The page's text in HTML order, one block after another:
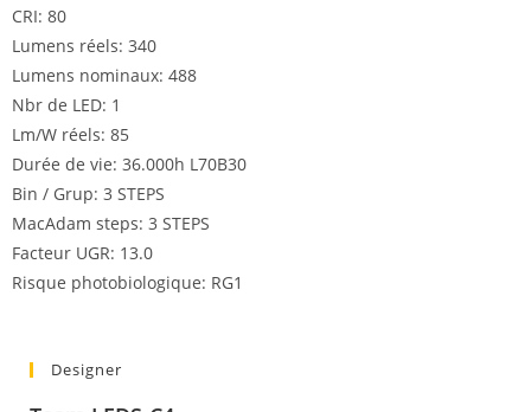
CRI: 80
Lumens réels: 340
Lumens nominaux: 488
Nbr de LED: 1
Lm/W réels: 85
Durée de vie: 36.000h L70B30
Bin / Grup: 3 STEPS
MacAdam steps: 3 STEPS
Facteur UGR: 13.0
Risque photobiologique: RG1
Designer